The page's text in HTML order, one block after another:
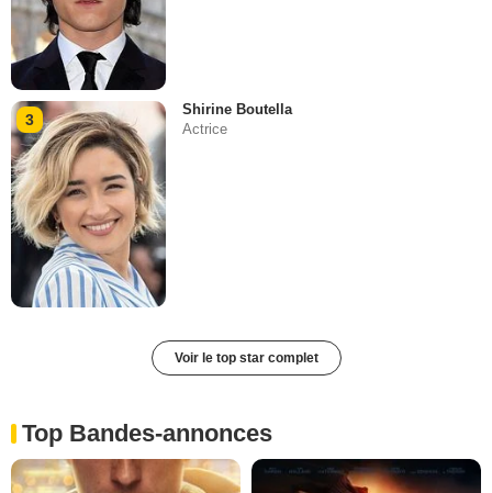
3
Shirine Boutella
Actrice
Voir le top star complet
Top Bandes-annonces